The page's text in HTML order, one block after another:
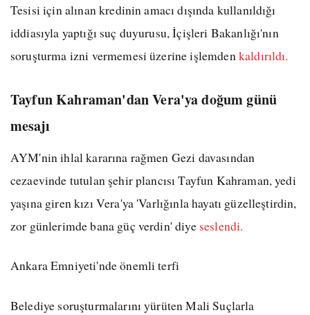
Tesisi için alınan kredinin amacı dışında kullanıldığı
iddiasıyla yaptığı suç duyurusu, İçişleri Bakanlığı'nın
soruşturma izni vermemesi üzerine işlemdenkaldırıldı.
Tayfun Kahraman'dan Vera'ya doğum günü
mesajı
AYM'nin ihlal kararına rağmen Gezi davasından
cezaevinde tutulan şehir plancısı Tayfun Kahraman, yedi
yaşına giren kızı Vera'ya 'Varlığınla hayatı güzelleştirdin,
zor günlerimde bana güç verdin' diye seslendi.
Ankara Emniyeti'nde önemli terfi
Belediye soruşturmalarını yürüten Mali Suçlarla